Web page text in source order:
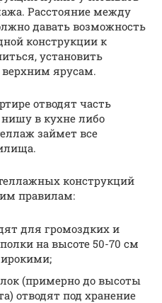
Расстояние между
давать возможность
конструкции к
установить
ярусам.
отводят часть
в кухне либо
займет все
конструкций
правилам:
для громоздких и
на высоте 50-70 см
(примерно до высоты
отводят под хранение